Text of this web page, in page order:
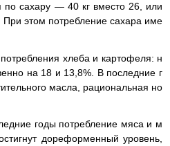
сахару — 40 кг вместо 26, или
этом потребление сахара име
хлеба и картофеля: н
на 18 и 13,8%. В последние г
масла, рациональная но
годы потребление мяса и м
дореформенный уровень,